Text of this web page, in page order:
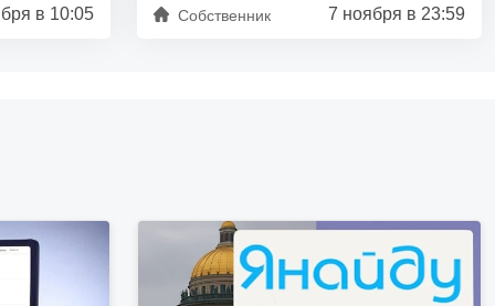
в 10:05 Собственник 7 ноября в 23:59